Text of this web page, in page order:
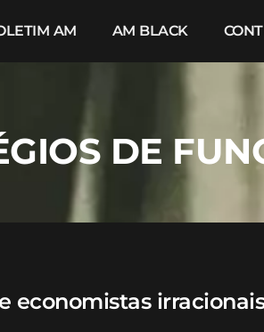
AM AM BLACK
DE
economistas irracionais